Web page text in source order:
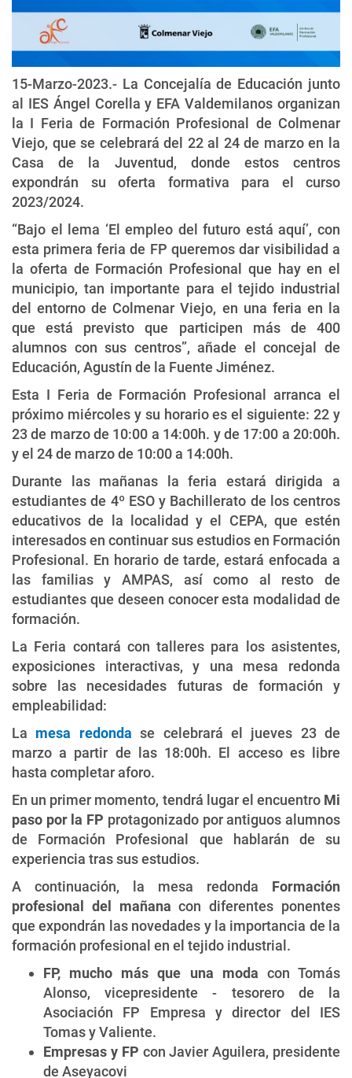
15-Marzo-2023.- La Concejalía de Educación junto
al IES Ángel Corella y EFA Valdemilanos organizan
la I Feria de Formación Profesional de Colmenar
Viejo, que se celebrará del 22 al 24 de marzo en la
Casa de la Juventud, donde estos centros
expondrán su oferta formativa para el curso
2023/2024.
“Bajo el lema ‘El empleo del futuro está aquí’, con
esta primera feria de FP queremos dar visibilidad a
la oferta de Formación Profesional que hay en el
municipio, tan importante para el tejido industrial
del entorno de Colmenar Viejo, en una feria en la
que está previsto que participen más de 400
alumnos con sus centros”, añade el concejal de
Educación, Agustín de la Fuente Jiménez.
Esta I Feria de Formación Profesional arranca el
próximo miércoles y su horario es el siguiente: 22 y
23 de marzo de 10:00 a 14:00h. y de 17:00 a 20:00h.
y el 24 de marzo de 10:00 a 14:00h.
Durante las mañanas la feria estará dirigida a
estudiantes de 4º ESO y Bachillerato de los centros
educativos de la localidad y el CEPA, que estén
interesados en continuar sus estudios en Formación
Profesional. En horario de tarde, estará enfocada a
las familias y AMPAS, así como al resto de
estudiantes que deseen conocer esta modalidad de
formación.
La Feria contará con talleres para los asistentes,
exposiciones interactivas, y una mesa redonda
sobre las necesidades futuras de formación y
empleabilidad:
La mesa redonda se celebrará el jueves 23 de
marzo a partir de las 18:00h. El acceso es libre
hasta completar aforo.
En un primer momento, tendrá lugar el encuentro Mi
paso por la FP protagonizado por antiguos alumnos
de Formación Profesional que hablarán de su
experiencia tras sus estudios.
A continuación, la mesa redonda Formación
profesional del mañana con diferentes ponentes
que expondrán las novedades y la importancia de la
formación profesional en el tejido industrial.
FP, mucho más que una moda con Tomás
Alonso, vicepresidente - tesorero de la
Asociación FP Empresa y director del IES
Tomas y Valiente.
Empresas y FP con Javier Aguilera, presidente
de Aseyacovi